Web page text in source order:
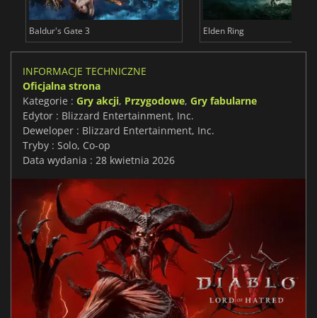
Baldur's Gate 3 Elden Ring
INFORMACJE TECHNICZNE
Oficjalna strona
Kategorie : Gry akcji, Przygodowe, Gry fabularne
Edytor : Blizzard Entertainment, Inc.
Deweloper : Blizzard Entertainment, Inc.
Tryby : Solo, Co-op
Data wydania : 28 kwietnia 2026